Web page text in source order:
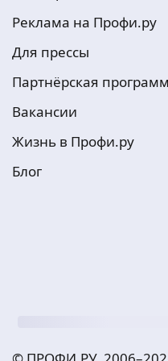
Реклама на Профи.ру
Для прессы
Партнёрская
Вакансии
Жизнь в Профи.ру
Блог